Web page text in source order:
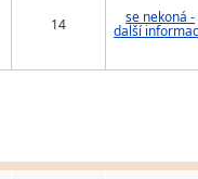
14 se nekoná -
další